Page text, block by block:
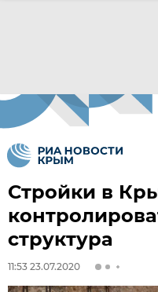
Стройки в
структура
11:53 23.07.2020